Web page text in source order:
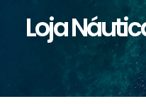
Loja